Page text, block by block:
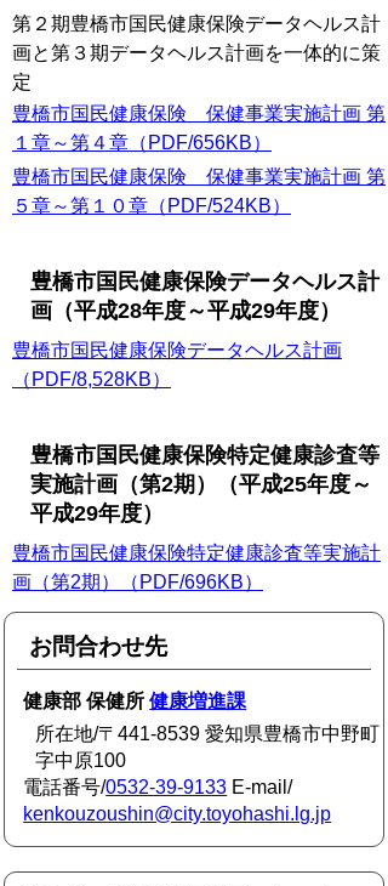
第２期豊橋市国民健康保険データヘルス計
画と第３期データヘルス計画を一体的に策
定
豊橋市国民健康保険 保健事業実施計画 第
１章～第４章（PDF/656KB）
豊橋市国民健康保険 保健事業実施計画 第
５章～第１０章（PDF/524KB）
豊橋市国民健康保険データヘルス計
画（平成28年度～平成29年度）
豊橋市国民健康保険データヘルス計画
（PDF/8,528KB）
豊橋市国民健康保険特定健康診査等
実施計画（第2期）（平成25年度～
平成29年度）
豊橋市国民健康保険特定健康診査等実施計
画（第2期）（PDF/696KB）
お問合わせ先
健康部 保健所健康増進課
所在地/〒441-8539 愛知県豊橋市中野町
字中原100
電話番号/0532-39-9133 E-mail/
kenkouzoushin@city.toyohashi.lg.jp